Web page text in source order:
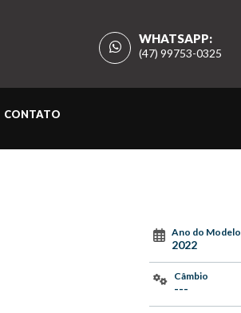
WHATSAPP:
(47) 99753-0325
CONTATO
Ano do Modelo
2022
Câmbio
---